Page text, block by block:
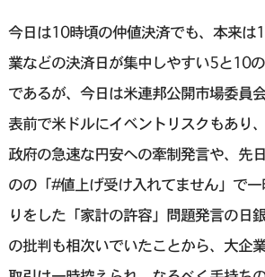
今日は10時頃の仲値決済でも、本来は
業などの決済日が集中しやすい5と10
であるが、今日は米連邦公開市場委員
表前で米ドルにイベントリスクもあり
政府の急速な円安への牽制発言や、先
のの「#値上げ受け入れてません」で
りをした「家計の許容」問題発言の日
の批判も相次いでいたことから、大企